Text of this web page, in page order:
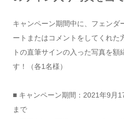
キャンペーン期間中に、フェンダ
ートまたはコメントをしてくれた
トの直筆サインの入った写真を額
す！（各1名様）
■ キャンペーン期間：2021年9月
まで